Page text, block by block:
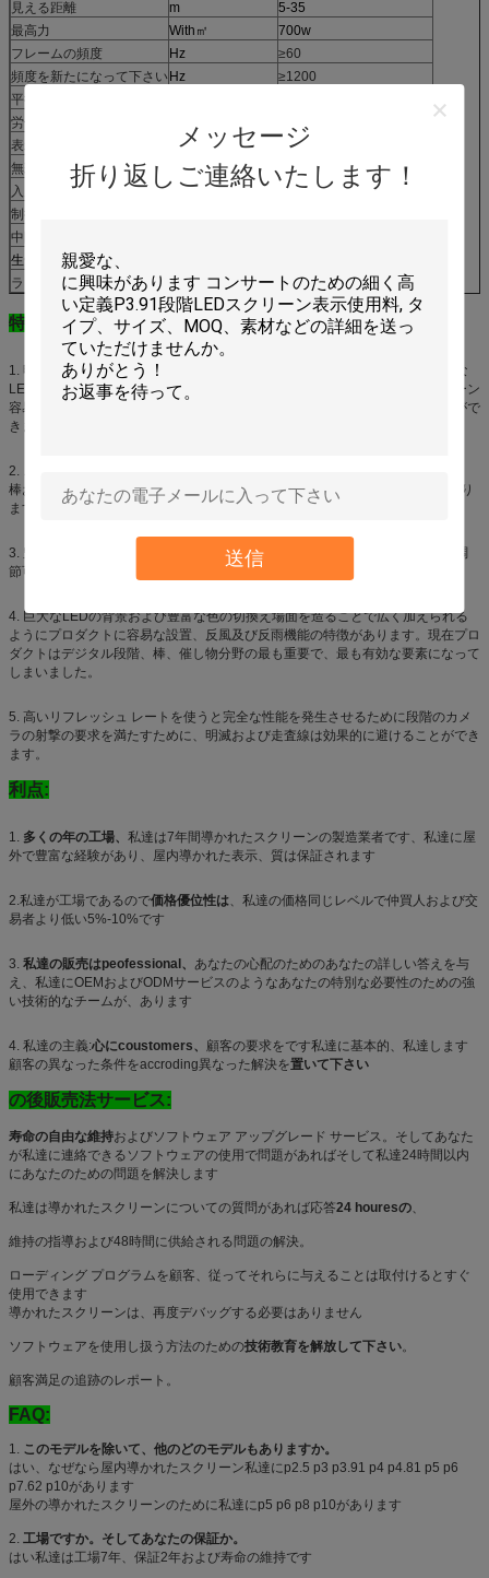
メッセージ
折り返しご連絡いたします！
送信
見える距離 m
5-35
最高力
With㎡
700w
フレームの頻度
Hz
≥60
頻度を新たになって下さい Hz
≥1200
平衡の明るさ
労働環境の温度
表示定常電圧
VAC
220V±15%/110V±15%
無彩色スケール/色
≥16.7M色
入力信号
RFのSビデオRGB等
制御システム
中間の自由な間違いの時間
生命時間
ランプの失敗頻度
<0.0001
特徴:
1. 明度、薄さ、高力の設計されていた特徴を使うとおよび透明物は組立巨大な
LEDスクリーンのために適した風が強く、雨の状況で、これらのLEDスクリーン
容易に、環境を美化するためにまた適用されて取付けられ、作動させることがで
きます。
2. これらのLEDスクリーンは抽象的なイメージの独特な魅了のTVのスタジオ、
棒および他の催し物区域のような分野で手際よく加えられ、visional場面を造り
ます。
3. 豊富な色の表現は直線の技術、無彩色スケールの500-2000nitsと影響間で調
節可能な明るさと大いに改善されませんでした。
4. 巨大なLEDの背景および豊富な色の切換え場面を造ることで広く加えられる
ようにプロダクトに容易な設置、反風及び反雨機能の特徴があります。現在プロ
ダクトはデジタル段階、棒、催し物分野の最も重要で、最も有効な要素になって
しまいました。
5. 高いリフレッシュ レートを使うと完全な性能を発生させるために段階のカメ
ラの射撃の要求を満たすために、明滅および走査線は効果的に避けることができ
ます。
利点:
1. 多くの年の工場、 私達は7年間導かれたスクリーンの製造業者です、私達に屋
外で豊富な経験があり、屋内導かれた表示、質は保証されます
2.私達が工場であるので価格優位性は、私達の価格同じレベルで仲買人および交
易者より低い5%-10%です
3. 私達の販売はpeofessional、 あなたの心配のためのあなたの詳しい答えを与
え、私達にOEMおよびODMサービスのようなあなたの特別な必要性のための強
い技術的なチームが、あります
4. 私達の主義:心にcoustomers、 顧客の要求をです私達に基本的、私達します
顧客の異なった条件をaccroding異なった解決を置いて下さい
の後販売法サービス:
寿命の自由な維持およびソフトウェア アップグレード サービス。そしてあなた
が私達に連絡できるソフトウェアの使用で問題があればそして私達24時間以内
にあなたのための問題を解決します
私達は導かれたスクリーンについての質問があれば応答24 houresの、
維持の指導および48時間に供給される問題の解決。
ローディング プログラムを顧客、従ってそれらに与えることは取付けるとすぐ
使用できます
導かれたスクリーンは、再度デバッグする必要はありません
ソフトウェアを使用し扱う方法のための技術教育を解放して下さい。
顧客満足の追跡のレポート。
FAQ:
1. このモデルを除いて、他のどのモデルもありますか。
はい、なぜなら屋内導かれたスクリーン私達にp2.5 p3 p3.91 p4 p4.81 p5 p6
p7.62 p10があります
屋外の導かれたスクリーンのために私達にp5 p6 p8 p10があります
2. 工場ですか。そしてあなたの保証か。
はい私達は工場7年、保証2年および寿命の維持です